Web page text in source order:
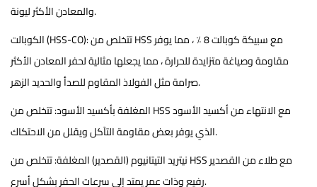
والمعادن الأكثر ليونة.
الكوبالت (HSS-CO):تتخلص من HSS مع سبيكة كوبالت 8 ٪ ، مما يوفر
مقاومة وصياغة متزايدة للحرارة ، مما يجعلها مثالية لحفر المعادن الأكثر
صرامة مثل الفولاذ المقاوم للصدأ والحديد الزهر.
المغلفة بأكسيد الأسود:تتخلص من HSS مع الانتهاء من أكسيد الأسود
الذي يوفر بعض مقاومة التآكل ويقلل من الاحتكاك.
نيتريد التيتانيوم (القصدير) المغلفة:تتخلص من HSS مع طلاء من القصدير
رفيع وذات عمر يمتد إلى سرعات الحفر بشكل أسرع.